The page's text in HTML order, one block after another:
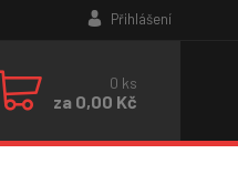
Přihlášení
0 ks
za 0,00 Kč